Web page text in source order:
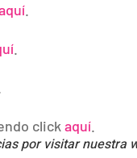
clickaquí
por visitar nuestra